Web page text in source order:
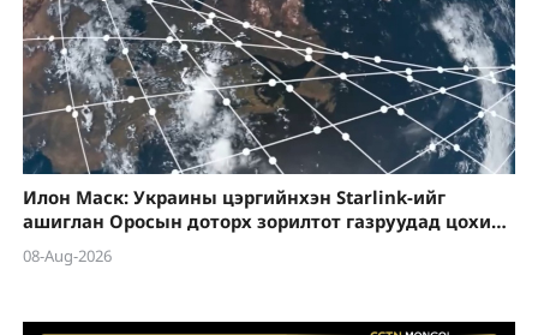
Илон Маск: Украины цэргийнхэн Starlink-ийг
ашиглан Оросын доторх зорилтот газруудад цохилт
өгөхийг зөвшөөрөхгүй
08-Aug-2026